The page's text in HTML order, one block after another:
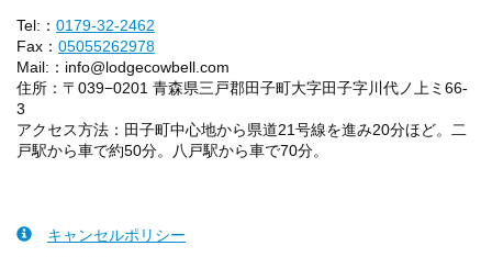
Tel:： 0179-32-2462
Fax： 05055262978
Mail:：info@lodgecowbell.com
住所：〒039−0201 青森県三戸郡田子町大字田子字川代ノ上ミ66-
3
アクセス方法：田子町中心地から県道21号線を進み20分ほど。二
戸駅から車で約50分。八戸駅から車で70分。
キャンセルポリシー